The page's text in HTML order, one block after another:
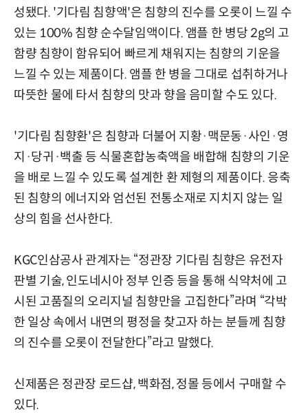
성됐다. '기다림 침향액'은 침향의 진수를 오롯이 느낄 수
있는 100% 침향 순수달임액이다. 앰플 한 병당 2g의 고
함량 침향이 함유되어 빠르게 채워지는 침향의 기운을
느낄 수 있는 제품이다. 앰플 한 병을 그대로 섭취하거나
따뜻한 물에 타서 침향의 맛과 향을 음미할 수도 있다.
'기다림 침향환'은 침향과 더불어 지황·맥문동·사인·영
지·당귀·백출 등 식물혼합농축액을 배합해 침향의 기운
을 배로 느낄 수 있도록 설계한 환 제형의 제품이다. 응축
된 침향의 에너지와 엄선된 전통소재로 지치지 않는 일
상의 힘을 선사한다.
KGC인삼공사 관계자는 “정관장 기다림 침향은 유전자
판별 기술, 인도네시아 정부 인증 등을 통해 식약처에 고
시된 고품질의 오리지널 침향만을 고집한다”라며 “각박
한 일상 속에서 내면의 평정을 찾고자 하는 분들께 침향
의 진수를 오롯이 전달한다”라고 말했다.
신제품은 정관장 로드샵, 백화점, 정몰 등에서 구매할 수
있다.